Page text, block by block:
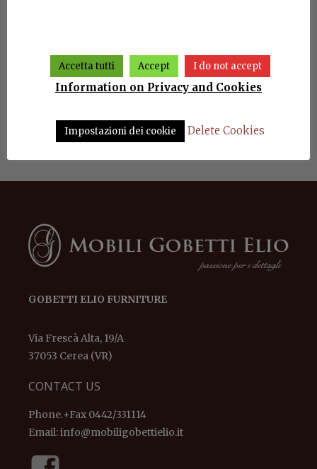
Wardrobe with 2 sliding
doors Luna
Dining room Luna
GOBETTI ELIO FURNITURE
Via Frescà Alta, 19/A
37053 Cerea (VR)
CONTACT US
Phone.+Fax 0442/331114
Email:info@mobiligobettielio.it
Accetta tutti Accept I do not accept
Information on Privacy and Cookies
Impostazioni dei cookie Delete Cookies